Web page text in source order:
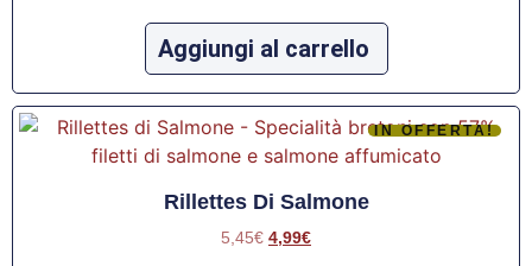
Aggiungi al carrello
IN OFFERTA!
Rillettes Di Salmone
5,45€ 4,99€